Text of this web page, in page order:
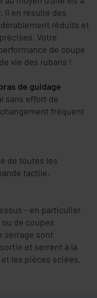
Il en résulte des
réduits et
Votre
de coupe
vie des rubans !
de guidage
sans effort de
fréquent
de toutes les
tactile.
- en particulier
de coupes
serrage sont
et serrent à la
les pièces sciées.